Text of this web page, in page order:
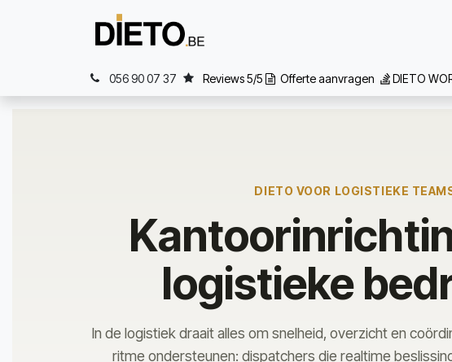
056 90 07 37 Reviews 5/5 Offerte aanvragen DIETO
DIETO VOOR LOGISTIEKE
logistieke
In de logistiek draait alles om snelheid, overzicht en
ritme ondersteunen: dispatchers die realtime